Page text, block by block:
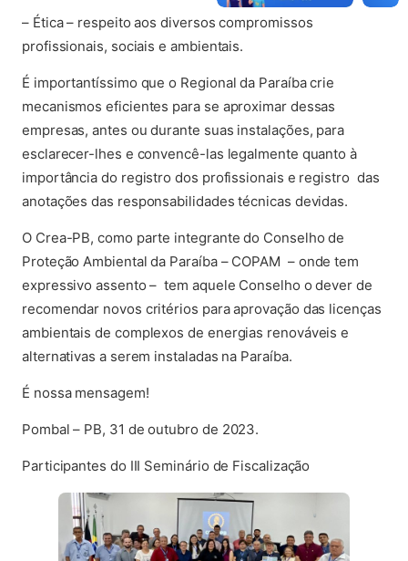
– Ética – respeito aos diversos compromissos
profissionais, sociais e ambientais.
É importantíssimo que o Regional da Paraíba crie
mecanismos eficientes para se aproximar dessas
empresas, antes ou durante suas instalações, para
esclarecer-lhes e convencê-las legalmente quanto à
importância do registro dos profissionais e registro das
anotações das responsabilidades técnicas devidas.
O Crea-PB, como parte integrante do Conselho de
Proteção Ambiental da Paraíba – COPAM – onde tem
expressivo assento – tem aquele Conselho o dever de
recomendar novos critérios para aprovação das licenças
ambientais de complexos de energias renováveis e
alternativas a serem instaladas na Paraíba.
É nossa mensagem!
Pombal – PB, 31 de outubro de 2023.
Participantes do III Seminário de Fiscalização